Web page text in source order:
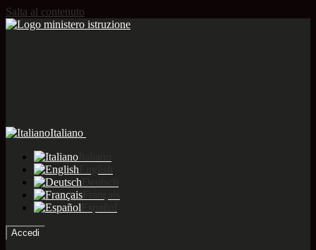
Salta al contenuto
Italiano
Accedi